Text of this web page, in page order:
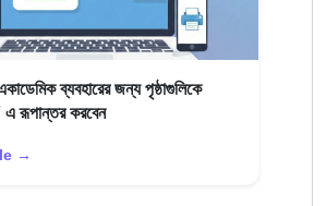
ব্যবহারের জন্য পৃষ্ঠাগুলিকে
এ রূপান্তর করবেন
→